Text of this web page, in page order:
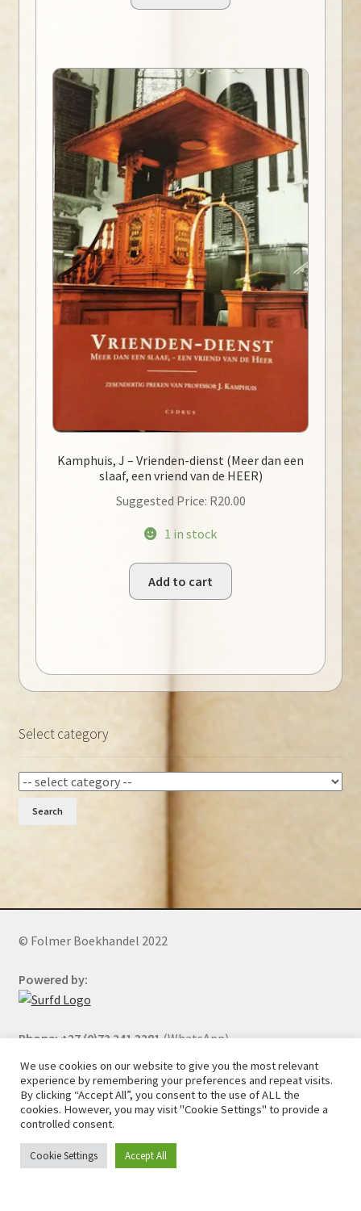
Kamphuis, J – Vrienden-dienst (Meer dan een
slaaf, een vriend van de HEER)
Suggested Price: R20.00
1 in stock
Add to cart
Select category
Search
© Folmer Boekhandel 2022
Powered by:
Phone: +27 (0)73 241 3281(WhatsApp)
All orders will be cancelled after 5 days of nonpayment.
We use cookies on our website to give you the most relevant
experience by remembering your preferences and repeat visits.
By clicking “Accept All”, you consent to the use of ALL the
cookies. However, you may visit "Cookie Settings" to provide a
controlled consent.
Cookie Settings Accept All